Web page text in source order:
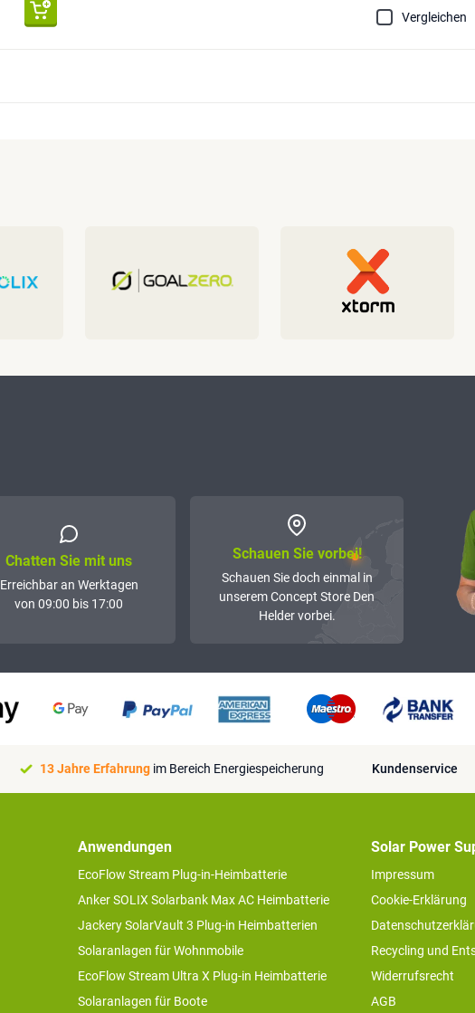
Vergleichen
Chatten Sie mit uns
Erreichbar an Werktagen
von 09:00 bis 17:00
Schauen Sie vorbei!
Schauen Sie doch einmal in
unserem Concept Store Den
Helder vorbei.
13 Jahre Erfahrung im Bereich Energiespeicherung Kundenservice
Anwendungen
EcoFlow Stream Plug-in-Heimbatterie
Anker SOLIX Solarbank Max AC Heimbatterie
Jackery SolarVault 3 Plug-in Heimbatterien
Solaranlagen für Wohnmobile
EcoFlow Stream Ultra X Plug-in Heimbatterie
Solaranlagen für Boote
Solar Power
Impressum
Cookie-Erklärung
Recycling und
Widerrufsrecht
AGB